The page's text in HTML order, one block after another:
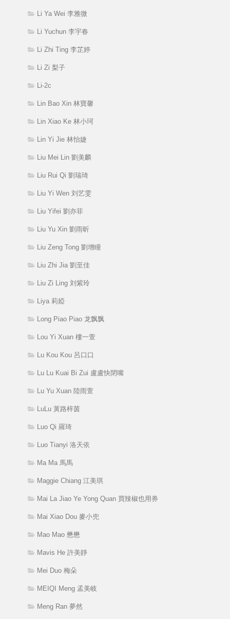
Li Ya Wei 李雅微
Li Yuchun 李宇春
Li Zhi Ting 李芷婷
Li Zi 梨子
Li-2c
Lin Bao Xin 林寶馨
Lin Xiao Ke 林小珂
Lin Yi Jie 林怡婕
Liu Mei Lin 劉美麟
Liu Rui Qi 劉瑞琦
Liu Yi Wen 刘艺雯
Liu Yifei 劉亦菲
Liu Yu Xin 劉雨昕
Liu Zeng Tong 劉增瞳
Liu Zhi Jia 劉至佳
Liu Zi Ling 刘紫玲
Liya 莉婭
Long Piao Piao 龙飘飘
Lou Yi Xuan 樓一萱
Lu Kou Kou 呂口口
Lu Lu Kuai Bi Zui 盧盧快閉嘴
Lu Yu Xuan 陸雨萱
LuLu 黃路梓茵
Luo Qi 羅琦
Luo Tianyi 洛天依
Ma Ma 馬馬
Maggie Chiang 江美琪
Mai La Jiao Ye Yong Quan 買辣椒也用券
Mai Xiao Dou 麥小兜
Mao Mao 懋懋
Mavis He 許美靜
Mei Duo 梅朵
MEIQI Meng 孟美岐
Meng Ran 夢然